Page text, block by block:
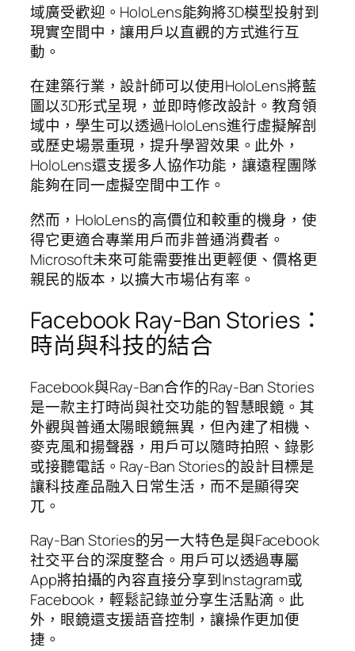
域廣受歡迎。HoloLens能夠將3D模型投射到
現實空間中，讓用戶以直觀的方式進行互
動。
在建築行業，設計師可以使用HoloLens將藍
圖以3D形式呈現，並即時修改設計。教育領
域中，學生可以透過HoloLens進行虛擬解剖
或歷史場景重現，提升學習效果。此外，
HoloLens還支援多人協作功能，讓遠程團隊
能夠在同一虛擬空間中工作。
然而，HoloLens的高價位和較重的機身，使
得它更適合專業用戶而非普通消費者。
Microsoft未來可能需要推出更輕便、價格更
親民的版本，以擴大市場佔有率。
Facebook Ray-Ban Stories：
時尚與科技的結合
Facebook與Ray-Ban合作的Ray-Ban Stories
是一款主打時尚與社交功能的智慧眼鏡。其
外觀與普通太陽眼鏡無異，但內建了相機、
麥克風和揚聲器，用戶可以隨時拍照、錄影
或接聽電話。Ray-Ban Stories的設計目標是
讓科技產品融入日常生活，而不是顯得突
兀。
Ray-Ban Stories的另一大特色是與Facebook
社交平台的深度整合。用戶可以透過專屬
App將拍攝的內容直接分享到Instagram或
Facebook，輕鬆記錄並分享生活點滴。此
外，眼鏡還支援語音控制，讓操作更加便
捷。